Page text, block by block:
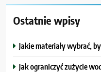
Ostatnie wpisy
Jakie materiały wybrać,
Jak ograniczyć zużycie